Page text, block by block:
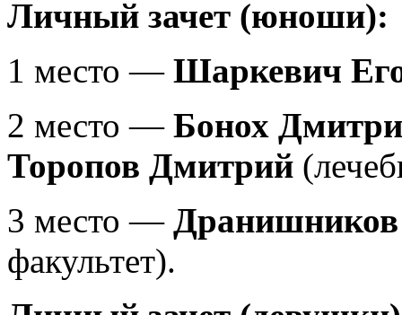
Личный зачет (юноши):
1 место — Шаркевич
2 место — Бонох
Торопов Дмитрий
3 место — Дранишников
факультет).